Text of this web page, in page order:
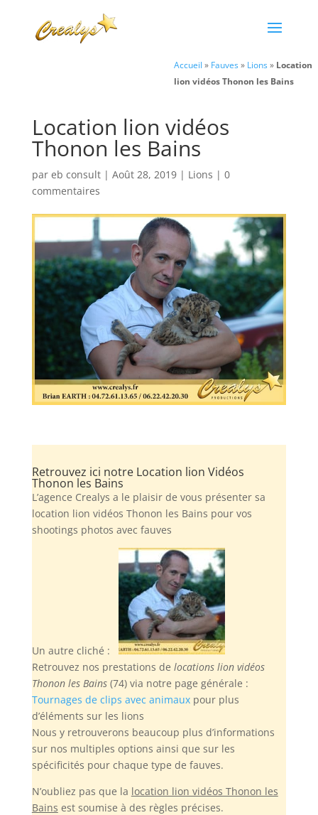
Accueil » Fauves» Lions» Location
lion vidéos Thonon les Bains
Location lion vidéos
Thonon les Bains
par eb consult| Août 28, 2019| Lions | 0
commentaires
Retrouvez ici notre Location lion Vidéos
Thonon les Bains
L’agence Crealys a le plaisir de vous présenter sa
location lion vidéos Thonon les Bains pour vos
shootings photos avec fauves
Un autre cliché :
Retrouvez nos prestations de locations lion vidéos
Thonon les Bains(74) via notre page générale :
Tournages de clips avec animauxpour plus
d’éléments sur les lions
Nous y retrouverons beaucoup plus d’informations
sur nos multiples options ainsi que sur les
spécificités pour chaque type de fauves.
N’oubliez pas que la location lion vidéos Thonon les
Bains est soumise à des règles précises.